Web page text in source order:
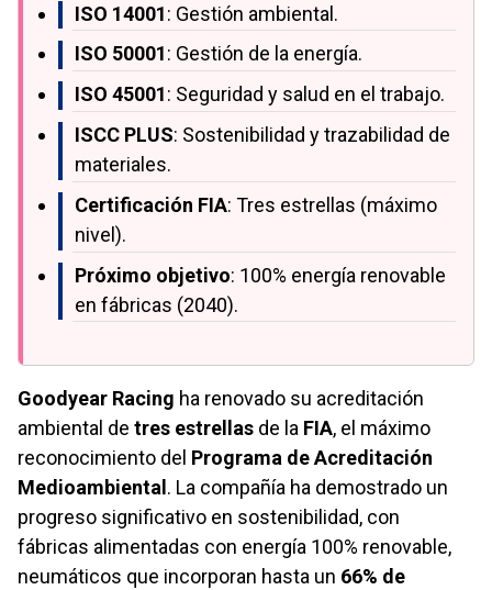
ISO 14001: Gestión ambiental.
ISO 50001: Gestión de la energía.
ISO 45001: Seguridad y salud en el trabajo.
ISCC PLUS: Sostenibilidad y trazabilidad de
materiales.
Certificación FIA: Tres estrellas (máximo
nivel).
Próximo objetivo: 100% energía renovable
en fábricas (2040).
Goodyear Racing ha renovado su acreditación
ambiental de tres estrellas de la FIA, el máximo
reconocimiento del Programa de Acreditación
Medioambiental . La compañía ha demostrado un
progreso significativo en sostenibilidad, con
fábricas alimentadas con energía 100% renovable,
neumáticos que incorporan hasta un 66% de